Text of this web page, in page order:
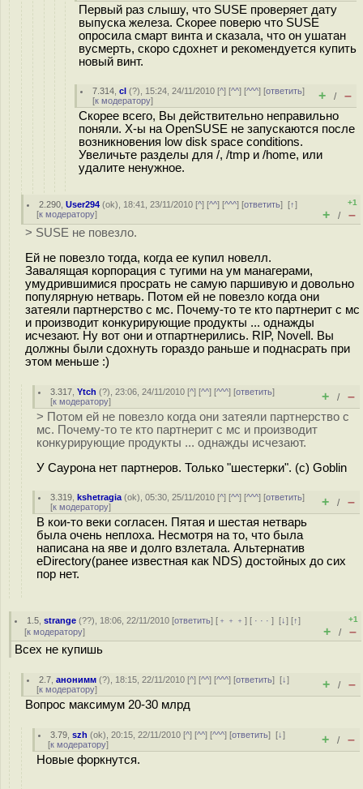
Первый раз слышу, что SUSE проверяет дату
выпуска железа. Скорее поверю что SUSE
опросила смарт винта и сказала, что он ушатан
вусмерть, скоро сдохнет и рекомендуется купить
новый винт.
7.314 ,cl (?), 15:24, 24/11/2010 [^] [^^] [^^^] [ответить]
[к модератору] + / –
Скорее всего, Вы действительно неправильно
поняли. X-ы на OpenSUSE не запускаются после
возникновения low disk space conditions.
Увеличьте разделы для /, /tmp и /home, или
удалите ненужное.
2.290 ,User294 (ok), 18:41, 23/11/2010 [^] [^^] [^^^] [ответить][↑]
[к модератору]
+1
+ / –
> SUSE не повезло.
Ей не повезло тогда, когда ее купил новелл.
Завалящая корпорация с тугими на ум манагерами,
умудрившимися просрать не самую паршивую и довольно
популярную нетварь. Потом ей не повезло когда они
затеяли партнерство с мс. Почему-то те кто партнерит с мс
и производит конкурирующие продукты ... однажды
исчезают. Ну вот они и отпартнерились. RIP, Novell. Вы
должны были сдохнуть гораздо раньше и поднасрать при
этом меньше :)
3.317 ,Ytch (?), 23:06, 24/11/2010 [^] [^^] [^^^] [ответить]
[к модератору] + / –
> Потом ей не повезло когда они затеяли партнерство с
мс. Почему-то те кто партнерит с мс и производит
конкурирующие продукты ... однажды исчезают.
У Саурона нет партнеров. Только "шестерки". (с) Goblin
3.319 ,kshetragia (ok), 05:30, 25/11/2010 [^] [^^] [^^^] [ответить]
[к модератору] + / –
В кои-то веки согласен. Пятая и шестая нетварь
была очень неплоха. Несмотря на то, что была
написана на яве и долго взлетала. Альтернатив
eDirectory(ранее известная как NDS) достойных до сих
пор нет.
1.5 ,strange (??), 18:06, 22/11/2010 [ответить] [ ﹢﹢﹢] [ · · ·][↓] [↑]
[к модератору]
+1
+ / –
Всех не купишь
2.7 ,анонимм (?), 18:15, 22/11/2010 [^] [^^] [^^^] [ответить][↓]
[к модератору] + / –
Вопрос максимум 20-30 млрд
3.79 ,szh (ok), 20:15, 22/11/2010 [^] [^^] [^^^] [ответить][↓]
[к модератору] + / –
Новые форкнутся.